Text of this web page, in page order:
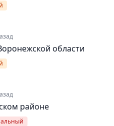
области
районе